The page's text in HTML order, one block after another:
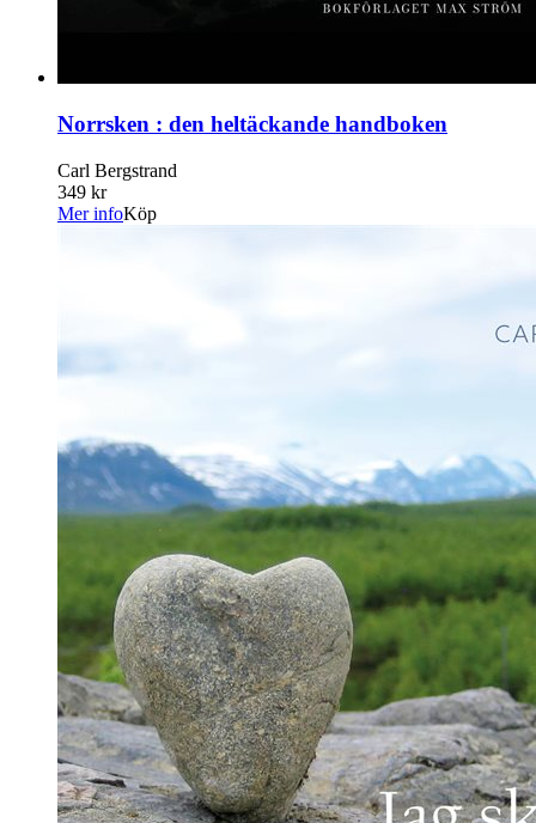
Norrsken : den heltäckande handboken
Carl Bergstrand
349 kr
Mer infoKöp